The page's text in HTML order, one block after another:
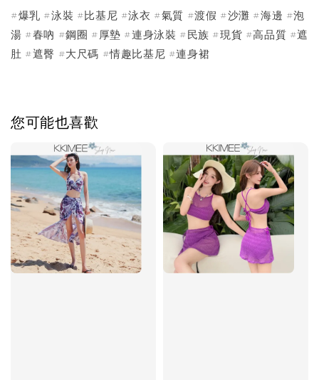
#爆乳 #泳裝 #比基尼 #泳衣 #氣質 #渡假 #沙灘 #海邊 #泡
湯 #春吶 #鋼圈 #厚墊 #連身泳裝 #民族 #現貨 #高品質 #遮
肚 #遮臀 #大尺碼 #情趣比基尼 #連身裙
您可能也喜歡